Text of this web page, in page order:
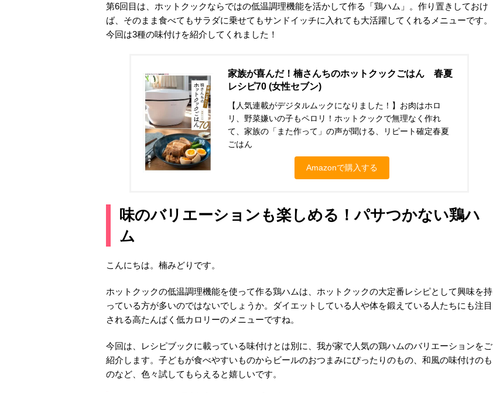
第6回目は、ホットクックならではの低温調理機能を活かして作る「鶏ハム」。作り置きしておけ
ば、そのまま食べてもサラダに乗せてもサンドイッチに入れても大活躍してくれるメニューです。
今回は3種の味付けを紹介してくれました！
家族が喜んだ！楠さんちのホットクックごはん 春夏
レシピ70 (女性セブン)
【人気連載がデジタルムックになりました！】お肉はホロ
リ、野菜嫌いの子もペロリ！ホットクックで無理なく作れ
て、家族の「また作って」の声が聞ける、リピート確定春夏
ごはん
Amazonで購入する
味のバリエーションも楽しめる！パサつかない鶏ハ
ム
こんにちは。楠みどりです。
ホットクックの低温調理機能を使って作る鶏ハムは、ホットクックの大定番レシピとして興味を持
っている方が多いのではないでしょうか。ダイエットしている人や体を鍛えている人たちにも注目
される高たんぱく低カロリーのメニューですね。
今回は、レシピブックに載っている味付けとは別に、我が家で人気の鶏ハムのバリエーションをご
紹介します。子どもが食べやすいものからビールのおつまみにぴったりのもの、和風の味付けのも
のなど、色々試してもらえると嬉しいです。